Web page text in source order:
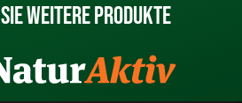
weitere Produkte